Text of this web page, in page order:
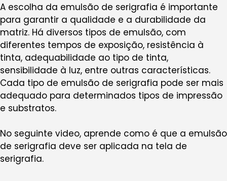
A escolha da emulsão de serigrafia é importante
para garantir a qualidade e a durabilidade da
matriz. Há diversos tipos de emulsão, com
diferentes tempos de exposição, resistência à
tinta, adequabilidade ao tipo de tinta,
sensibilidade à luz, entre outras características.
Cada tipo de emulsão de serigrafia pode ser mais
adequado para determinados tipos de impressão
e substratos.
No seguinte video, aprende como é que a emulsão
de serigrafia deve ser aplicada na tela de
serigrafia.